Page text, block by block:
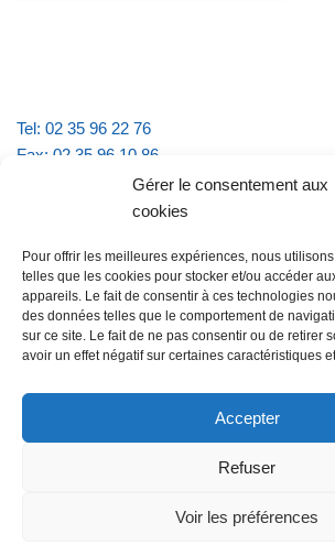
Gérer le consentement aux
cookies
Pour offrir les meilleures expériences, nous
telles que les cookies pour stocker et/ou accéder
appareils. Le fait de consentir à ces technologies
des données telles que le comportement de
sur ce site. Le fait de ne pas consentir ou de retirer
avoir un effet négatif sur certaines caractéristiques
Accepter
Refuser
Voir les préférences
Tel: 02 35 96 22 76
Fax: 02 35 96 10 86
Email : mairie.vattevillelarue@wanadoo.fr
lundi et jeudi de 9h à 11h30
mardi et vendredi de 16h à 18h30
@Vatteville-la-rue mentions légales